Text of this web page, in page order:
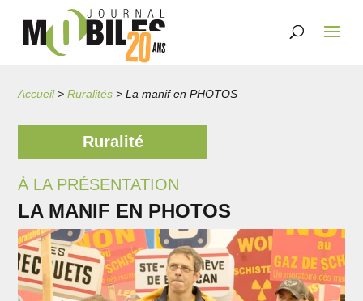
Accueil>Ruralités >La manif en PHOTOS
Ruralité
À LA PRÉSENTATION
LA MANIF EN PHOTOS